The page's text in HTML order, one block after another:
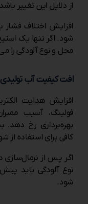
از دلایل این تغییر
شود. اگر تنها یک
محل و نوع آلودگی را
افت کیفیت آب تولیدی
فولینگ، آسیب
بهره‌برداری رخ دهد.
کافی برای استفاده
اگر پس از نرمال‌سازی
نوع آلودگی باید
شود.